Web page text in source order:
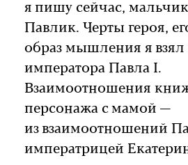
я пишу сейчас,
Павлик. Черты героя,
образ мышления я взял
императора Павла I.
Взаимоотношения
персонажа с мамой —
из взаимоотношений
императрицей